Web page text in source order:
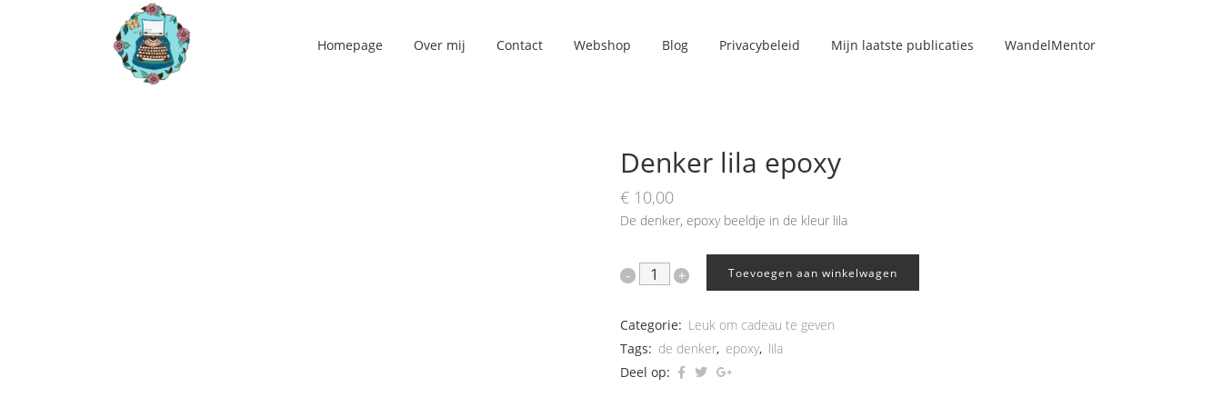
Homepage Over mij Contact Webshop Blog Privacybeleid Mijn laatste publicaties WandelMentor
Denker lila epoxy
€ 10,00
De denker, epoxy beeldje in de kleur lila
Toevoegen aan winkelwagen
Categorie: Leuk om cadeau te geven
Tags: de denker, epoxy, lila
Deel op: